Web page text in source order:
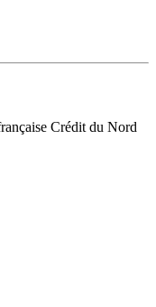
Crédit du Nord